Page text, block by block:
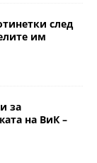
след
им
за
на ВиК –